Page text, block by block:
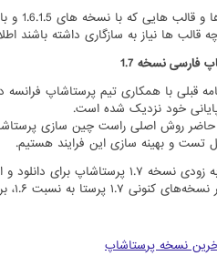
قالب ها نیاز به سازگاری داشته باشند
فارسی نسخه 1.7
قبلی با همکاری تیم پرستاشاپ
خود نزدیک شده است.
تست و بهینه سازی این فرایند هستیم.
هرچند به زودی نسخه ۱.۷
نسبت ۱.۶، برای ارتقا فروشگاه خود به نسخه ۱.۷ همچنان میبایست دست نگه دارید.
نسخه پرستاشاپ